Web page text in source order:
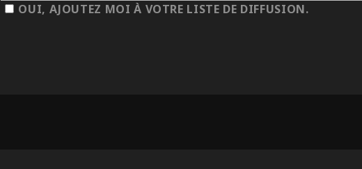
OUI, AJOUTEZ MOI À VOTRE LISTE DE DIFFUSION.